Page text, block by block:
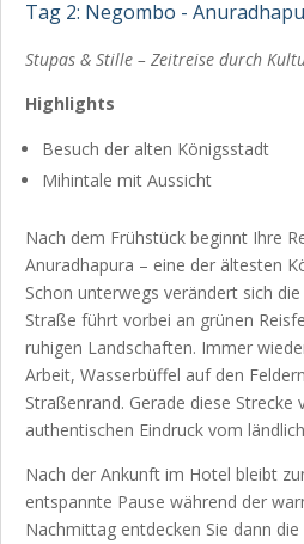
Tag 2: Negombo -
Stupas & Stille – Zeitreise durch
Highlights
Besuch der alten Königsstadt
Mihintale mit Aussicht
Nach dem Frühstück beginnt Ihre
Anuradhapura – eine der ältesten
Schon unterwegs verändert sich
Straße führt vorbei an grünen
ruhigen Landschaften. Immer
Arbeit, Wasserbüffel auf den
Straßenrand. Gerade diese
authentischen Eindruck vom
Nach der Ankunft im Hotel bleibt
entspannte Pause während der
Nachmittag entdecken Sie dann